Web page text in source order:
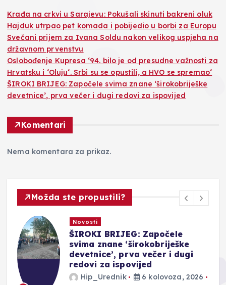
Krađa na crkvi u Sarajevu: Pokušali skinuti bakreni oluk
Hajduk utrpao pet komada i pobijedio u borbi za Europu
Svečani prijem za Ivana Soldu nakon velikog uspjeha na
državnom prvenstvu
Oslobođenje Kupresa ‘94. bilo je od presudne važnosti za
Hrvatsku i ‘Oluju‘. Srbi su se opustili, a HVO se spremao‘
ŠIROKI BRIJEG: Započele svima znane ‘širokobriješke
devetnice’, prva večer i dugi redovi za ispovijed
Komentari
Nema komentara za prikaz.
Možda ste propustili?
Novosti
ŠIROKI BRIJEG: Započele
svima znane ‘širokobriješke
devetnice’, prva večer i dugi
redovi za ispovijed
Hip_Urednik
6 kolovoza, 2026